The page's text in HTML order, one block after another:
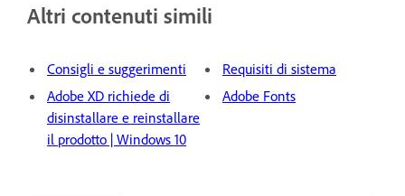
Altri contenuti simili
Consigli e suggerimenti
Adobe XD richiede di
disinstallare e reinstallare
il prodotto | Windows 10
Requisiti di sistema
Adobe Fonts